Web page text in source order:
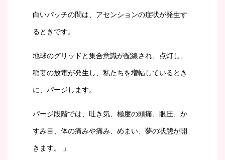
白いパッチの間は、アセンションの症状が発生す
るときです。
地球のグリッドと集合意識が配線され、点灯し、
稲妻の放電が発生し、私たちを増幅しているとき
に、パージします。
パージ段階では、吐き気、極度の頭痛、眼圧、か
すみ目、体の痛みや痛み、めまい、夢の状態が開
きます。 」